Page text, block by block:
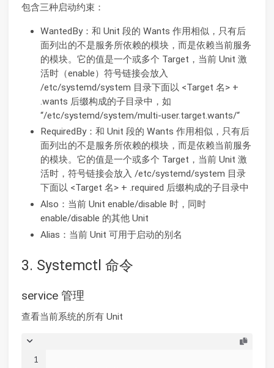
包含三种启动约束：
WantedBy：和 Unit 段的 Wants 作用相似，只有后
面列出的不是服务所依赖的模块，而是依赖当前服务
的模块。它的值是一个或多个 Target，当前 Unit 激
活时（enable）符号链接会放入
/etc/systemd/system 目录下面以 <Target 名> +
.wants 后缀构成的子目录中，如
“/etc/systemd/system/multi-user.target.wants/“
RequiredBy：和 Unit 段的 Wants 作用相似，只有后
面列出的不是服务所依赖的模块，而是依赖当前服务
的模块。它的值是一个或多个 Target，当前 Unit 激
活时，符号链接会放入 /etc/systemd/system 目录
下面以 <Target 名> + .required 后缀构成的子目录中
Also：当前 Unit enable/disable 时，同时
enable/disable 的其他 Unit
Alias：当前 Unit 可用于启动的别名
3. Systemctl 命令
service 管理
查看当前系统的所有 Unit
1